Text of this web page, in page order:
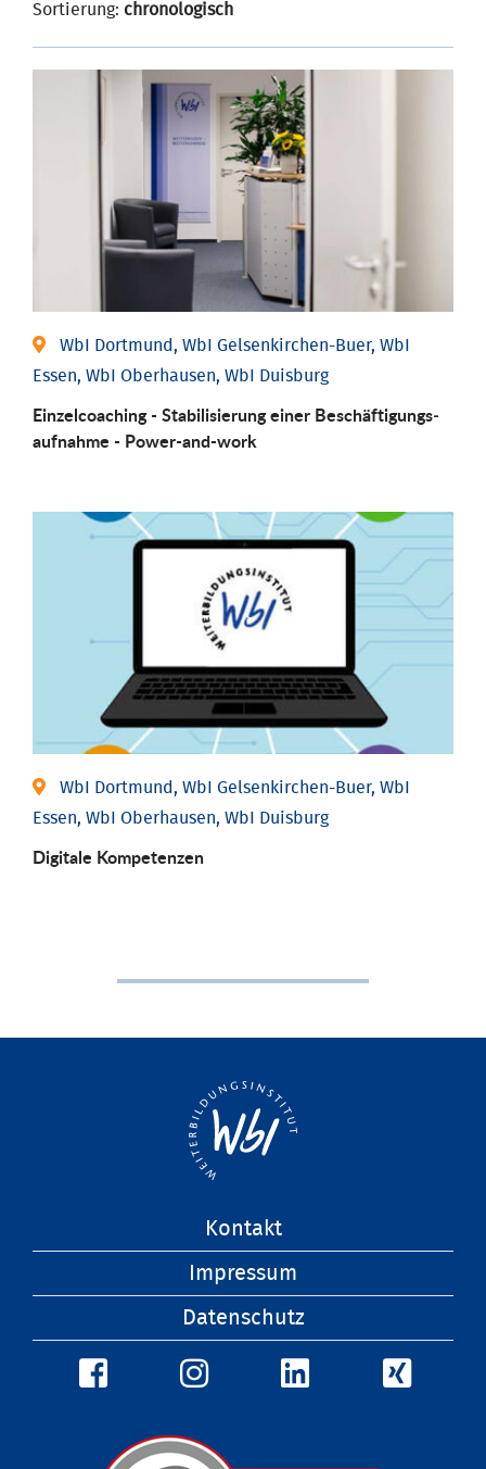
Sortierung: chronologisch
WbI Dortmund, WbI Gelsenkirchen-Buer, WbI
Essen, WbI Oberhausen, WbI Duisburg
Einzel­coaching - Stabili­sierung einer Be­schäftigungs­
aufnahme - Power-and-work
WbI Dortmund, WbI Gelsenkirchen-Buer, WbI
Essen, WbI Oberhausen, WbI Duisburg
Digitale Kompetenzen
Kontakt
Impressum
Datenschutz